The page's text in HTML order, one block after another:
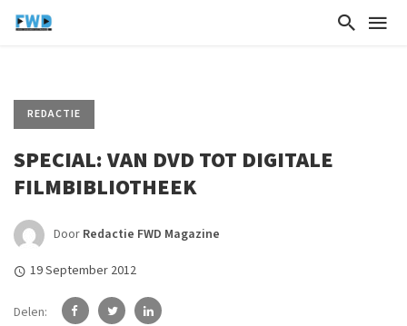
REDACTIE
SPECIAL: VAN DVD TOT DIGITALE
FILMBIBLIOTHEEK
Door Redactie FWD Magazine
19 September 2012
Delen: